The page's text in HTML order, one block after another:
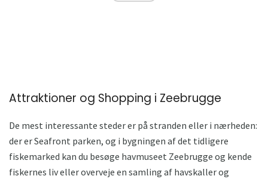
Attraktioner og Shopping i Zeebrugge
De mest interessante steder er på stranden eller i nærheden:
der er Seafront parken, og i bygningen af ​​det tidligere
fiskemarked kan du besøge havmuseet Zeebrugge og kende
fiskernes liv eller overveje en samling af havskaller og